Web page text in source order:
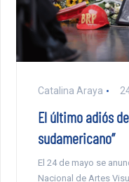
Catalina Araya
El último adiós
sudamericano”
El 24 de mayo se
Nacional de Artes